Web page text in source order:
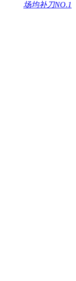
场均补刀NO.1